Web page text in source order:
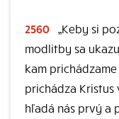
2560 „Keby si
modlitby sa
kam
prichádza Kristus
hľadá nás prvý a